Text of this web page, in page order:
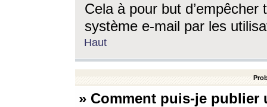
Cela à pour but
système e-mail par les
Haut
» Comment puis-je